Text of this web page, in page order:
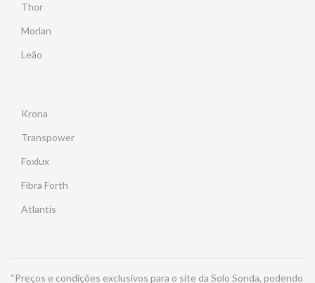
Thor
Morlan
Leão
Krona
Transpower
Foxlux
Fibra Forth
Atlantis
“Preços e condições exclusivos para o site da Solo Sonda, podendo